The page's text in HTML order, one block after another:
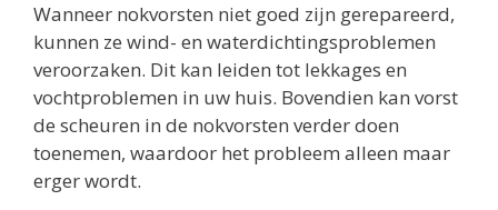
Wanneer nokvorsten niet goed zijn gerepareerd,
kunnen ze wind- en waterdichtingsproblemen
veroorzaken. Dit kan leiden tot lekkages en
vochtproblemen in uw huis. Bovendien kan vorst
de scheuren in de nokvorsten verder doen
toenemen, waardoor het probleem alleen maar
erger wordt.